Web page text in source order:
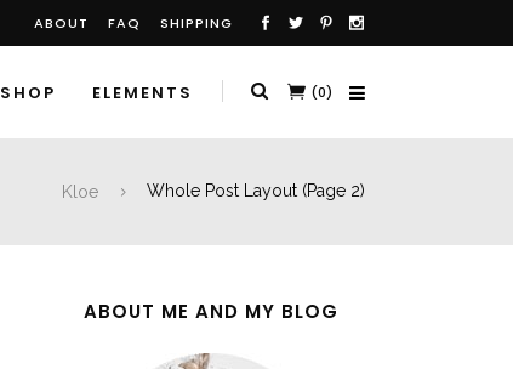
ABOUT FAQ SHIPPING
SHOP ELEMENTS (0)
Kloe Whole Post Layout (Page 2)
ABOUT ME AND MY BLOG